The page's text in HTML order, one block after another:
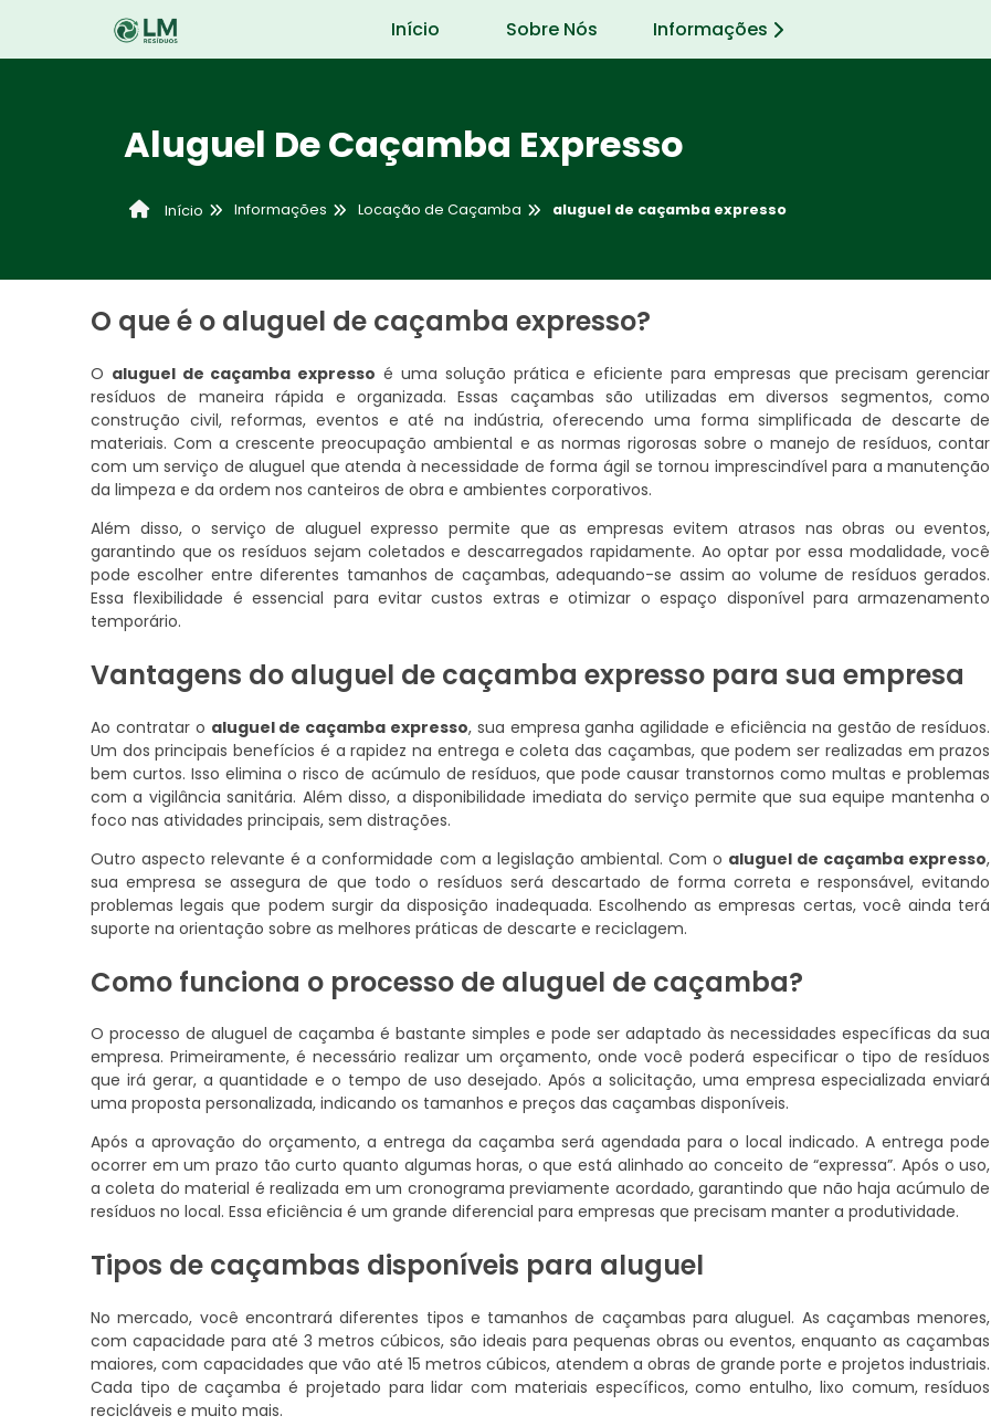
Início Sobre Nós Informações
Aluguel De Caçamba Expresso
Início Informações Locação de Caçamba aluguel de caçamba expresso
O que é o aluguel de caçamba expresso?
O aluguel de caçamba expresso é uma solução prática e eficiente para empresas que precisam gerenciar
resíduos de maneira rápida e organizada. Essas caçambas são utilizadas em diversos segmentos, como
construção civil, reformas, eventos e até na indústria, oferecendo uma forma simplificada de descarte de
materiais. Com a crescente preocupação ambiental e as normas rigorosas sobre o manejo de resíduos, contar
com um serviço de aluguel que atenda à necessidade de forma ágil se tornou imprescindível para a manutenção
da limpeza e da ordem nos canteiros de obra e ambientes corporativos.
Além disso, o serviço de aluguel expresso permite que as empresas evitem atrasos nas obras ou eventos,
garantindo que os resíduos sejam coletados e descarregados rapidamente. Ao optar por essa modalidade, você
pode escolher entre diferentes tamanhos de caçambas, adequando-se assim ao volume de resíduos gerados.
Essa flexibilidade é essencial para evitar custos extras e otimizar o espaço disponível para armazenamento
temporário.
Vantagens do aluguel de caçamba expresso para sua empresa
Ao contratar o aluguel de caçamba expresso, sua empresa ganha agilidade e eficiência na gestão de resíduos.
Um dos principais benefícios é a rapidez na entrega e coleta das caçambas, que podem ser realizadas em prazos
bem curtos. Isso elimina o risco de acúmulo de resíduos, que pode causar transtornos como multas e problemas
com a vigilância sanitária. Além disso, a disponibilidade imediata do serviço permite que sua equipe mantenha o
foco nas atividades principais, sem distrações.
Outro aspecto relevante é a conformidade com a legislação ambiental. Com o aluguel de caçamba expresso,
sua empresa se assegura de que todo o resíduos será descartado de forma correta e responsável, evitando
problemas legais que podem surgir da disposição inadequada. Escolhendo as empresas certas, você ainda terá
suporte na orientação sobre as melhores práticas de descarte e reciclagem.
Como funciona o processo de aluguel de caçamba?
O processo de aluguel de caçamba é bastante simples e pode ser adaptado às necessidades específicas da sua
empresa. Primeiramente, é necessário realizar um orçamento, onde você poderá especificar o tipo de resíduos
que irá gerar, a quantidade e o tempo de uso desejado. Após a solicitação, uma empresa especializada enviará
uma proposta personalizada, indicando os tamanhos e preços das caçambas disponíveis.
Após a aprovação do orçamento, a entrega da caçamba será agendada para o local indicado. A entrega pode
ocorrer em um prazo tão curto quanto algumas horas, o que está alinhado ao conceito de “expressa”. Após o uso,
a coleta do material é realizada em um cronograma previamente acordado, garantindo que não haja acúmulo de
resíduos no local. Essa eficiência é um grande diferencial para empresas que precisam manter a produtividade.
Tipos de caçambas disponíveis para aluguel
No mercado, você encontrará diferentes tipos e tamanhos de caçambas para aluguel. As caçambas menores,
com capacidade para até 3 metros cúbicos, são ideais para pequenas obras ou eventos, enquanto as caçambas
maiores, com capacidades que vão até 15 metros cúbicos, atendem a obras de grande porte e projetos industriais.
Cada tipo de caçamba é projetado para lidar com materiais específicos, como entulho, lixo comum, resíduos
recicláveis e muito mais.